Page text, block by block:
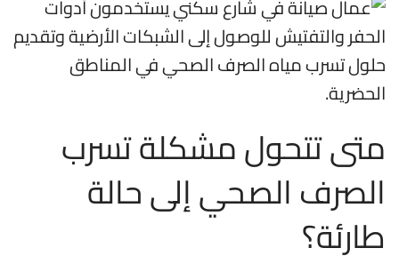
متى تتحول مشكلة تسرب
الصرف الصحي إلى حالة
طارئة؟